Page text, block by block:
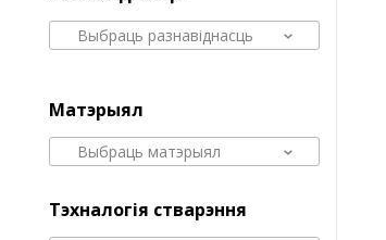
Выбраць разнавіднасць
Матэрыял
Выбраць матэрыял
Тэхналогія стварэння